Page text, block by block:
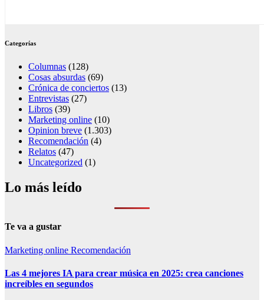
Categorías
Columnas (128)
Cosas absurdas (69)
Crónica de conciertos (13)
Entrevistas (27)
Libros (39)
Marketing online (10)
Opinion breve (1.303)
Recomendación (4)
Relatos (47)
Uncategorized (1)
Lo más leído
Te va a gustar
Marketing online Recomendación
Las 4 mejores IA para crear música en 2025: crea canciones
increíbles en segundos